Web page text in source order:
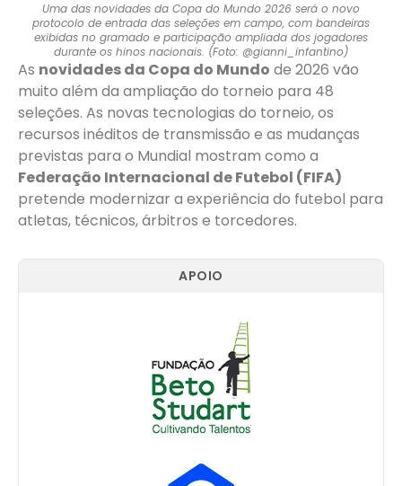
Uma das novidades da Copa do Mundo 2026 será o novo
protocolo de entrada das seleções em campo, com bandeiras
exibidas no gramado e participação ampliada dos jogadores
durante os hinos nacionais. (Foto: @gianni_infantino)
As novidades da Copa do Mundo de 2026 vão
muito além da ampliação do torneio para 48
seleções. As novas tecnologias do torneio, os
recursos inéditos de transmissão e as mudanças
previstas para o Mundial mostram como a
Federação Internacional de Futebol (FIFA)
pretende modernizar a experiência do futebol para
atletas, técnicos, árbitros e torcedores.
APOIO